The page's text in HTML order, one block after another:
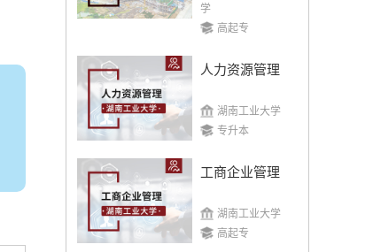
学
高起专
人力资源管理
湖南工业大学
专升本
工商企业管理
湖南工业大学
高起专